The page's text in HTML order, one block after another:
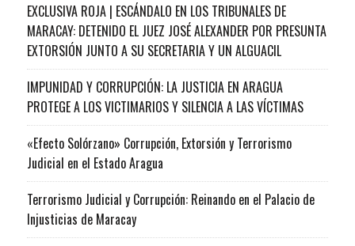
EXCLUSIVA ROJA | ESCÁNDALO EN LOS TRIBUNALES DE
MARACAY: DETENIDO EL JUEZ JOSÉ ALEXANDER POR PRESUNTA
EXTORSIÓN JUNTO A SU SECRETARIA Y UN ALGUACIL
IMPUNIDAD Y CORRUPCIÓN: LA JUSTICIA EN ARAGUA
PROTEGE A LOS VICTIMARIOS Y SILENCIA A LAS VÍCTIMAS
«Efecto Solórzano» Corrupción, Extorsión y Terrorismo
Judicial en el Estado Aragua
Terrorismo Judicial y Corrupción: Reinando en el Palacio de
Injusticias de Maracay